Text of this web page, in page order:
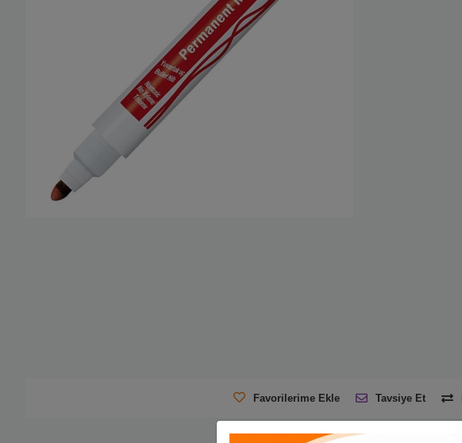
Favorilerime Ekle Tavsiye Et